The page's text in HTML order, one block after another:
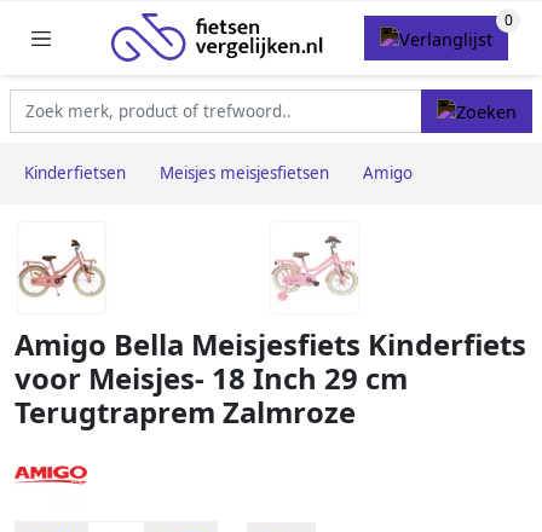
Kinderfietsen Meisjes meisjesfietsen Amigo
Amigo Bella Meisjesfiets Kinderfiets
voor Meisjes- 18 Inch 29 cm
Terugtraprem Zalmroze